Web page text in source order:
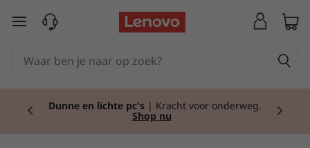
TGa naar de hoofdinhoud
Dunne en lichte pc's | Kracht voor onderweg.
Shop nu